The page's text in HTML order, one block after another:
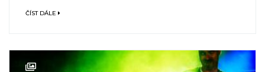
ČÍST DÁLE